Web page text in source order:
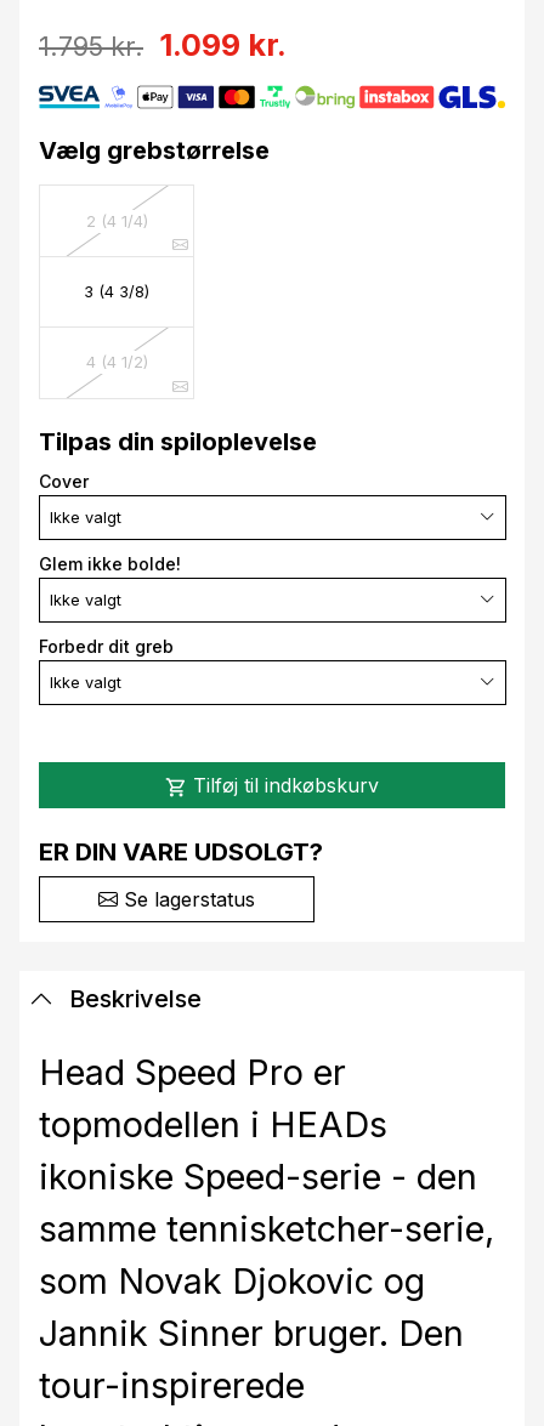
1.795 kr. 1.099 kr.
Vælg grebstørrelse
2 (4 1/4)
3 (4 3/8)
4 (4 1/2)
Tilpas din spiloplevelse
Cover
Ikke valgt
Glem ikke bolde!
Ikke valgt
Forbedr dit greb
Ikke valgt
shopping_cart Tilføj til indkøbskurv
ER DIN VARE UDSOLGT?
Se lagerstatus
Beskrivelse
Head Speed Pro er
topmodellen i HEADs
ikoniske Speed-serie - den
samme tennisketcher-serie,
som Novak Djokovic og
Jannik Sinner bruger. Den
tour-inspirerede